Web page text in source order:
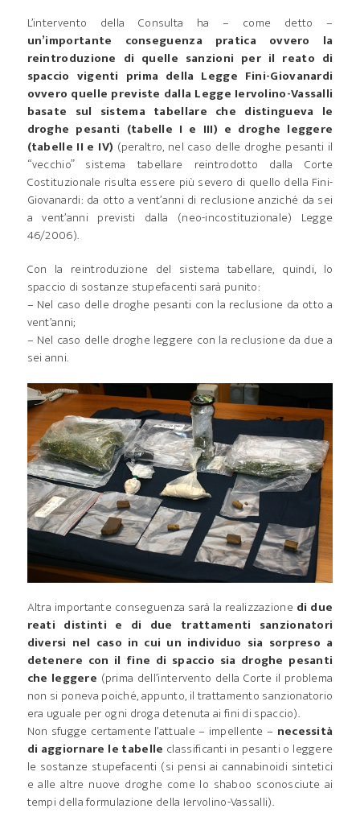
L’intervento della Consulta ha – come detto –
un’importante conseguenza pratica ovvero la
reintroduzione di quelle sanzioni per il reato di
spaccio vigenti prima della Legge Fini-Giovanardi
ovvero quelle previste dalla Legge Iervolino-Vassalli
basate sul sistema tabellare che distingueva le
droghe pesanti (tabelle I e III) e droghe leggere
(tabelle II e IV) (peraltro, nel caso delle droghe pesanti il
“vecchio” sistema tabellare reintrodotto dalla Corte
Costituzionale risulta essere più severo di quello della Fini-
Giovanardi: da otto a vent’anni di reclusione anziché da sei
a vent’anni previsti dalla (neo-incostituzionale) Legge
46/2006).
Con la reintroduzione del sistema tabellare, quindi, lo
spaccio di sostanze stupefacenti sarà punito:
– Nel caso delle droghe pesanti con la reclusione da otto a
vent’anni;
– Nel caso delle droghe leggere con la reclusione da due a
sei anni.
Altra importante conseguenza sarà la realizzazione di due
reati distinti e di due trattamenti sanzionatori
diversi nel caso in cui un individuo sia sorpreso a
detenere con il fine di spaccio sia droghe pesanti
che leggere (prima dell’intervento della Corte il problema
non si poneva poiché, appunto, il trattamento sanzionatorio
era uguale per ogni droga detenuta ai fini di spaccio).
Non sfugge certamente l’attuale – impellente – necessità
di aggiornare le tabelle classificanti in pesanti o leggere
le sostanze stupefacenti (si pensi ai cannabinoidi sintetici
e alle altre nuove droghe come lo shaboo sconosciute ai
tempi della formulazione della Iervolino-Vassalli).